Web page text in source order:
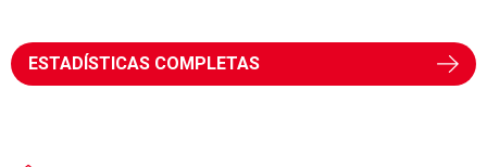
ESTADÍSTICAS COMPLETAS